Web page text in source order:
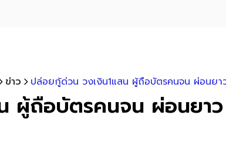
ข่าว ปล่อยกู้ด่วน วงเงิน1แสน ผู้ถือบัตรคนจน ผ่อนย
ผู้ถือบัตรคนจน ผ่อนยา